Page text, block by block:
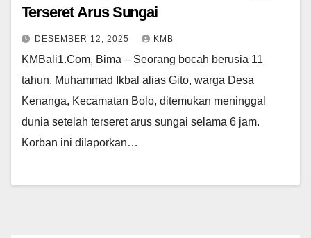
Terseret Arus Sungai
DESEMBER 12, 2025 KMB
KMBali1.Com, Bima – Seorang bocah berusia 11
tahun, Muhammad Ikbal alias Gito, warga Desa
Kenanga, Kecamatan Bolo, ditemukan meninggal
dunia setelah terseret arus sungai selama 6 jam.
Korban ini dilaporkan…